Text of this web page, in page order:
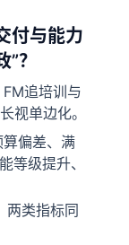
付与能力
？
追培训与
视单边化。
偏差、满
等级提升、
两类指标同